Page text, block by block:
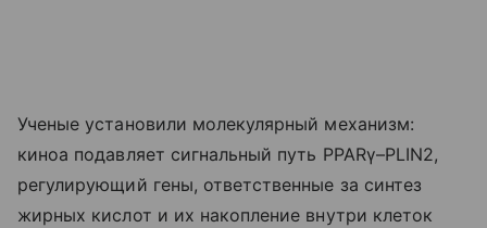
Ученые установили молекулярный механизм:
киноа подавляет сигнальный путь PPARγ–PLIN2,
регулирующий гены, ответственные за синтез
жирных кислот и их накопление внутри клеток